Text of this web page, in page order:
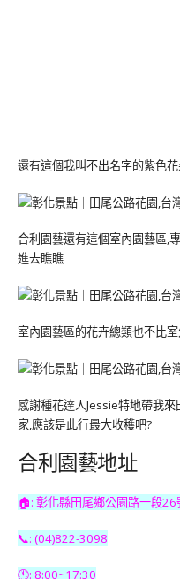
還有這個我叫不出名字的紫色
合利園藝還有這個室內園藝區,
進去瞧瞧
室內園藝區的花卉總類也不比
感謝種花達人Jessie特地帶我
家,應該是此行最大收穫吧?
合利園藝地址
🏠: 彰化縣田尾鄉公園路一段26
📞: (04)822-3098
🕚: 8:00~17:30